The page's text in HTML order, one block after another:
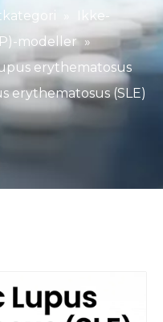
Ikke-
modeller »
erythematosus
erythematosus (SLE)